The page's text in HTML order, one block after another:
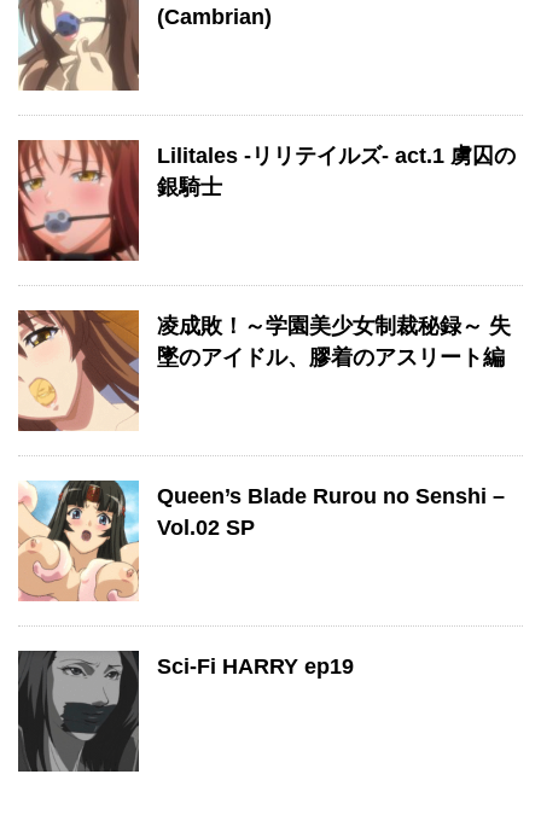
(Cambrian)
Lilitales -リリテイルズ- act.1 虜囚の
銀騎士
凌成敗！～学園美少女制裁秘録～ 失
墜のアイドル、膠着のアスリート編
Queen’s Blade Rurou no Senshi –
Vol.02 SP
Sci-Fi HARRY ep19